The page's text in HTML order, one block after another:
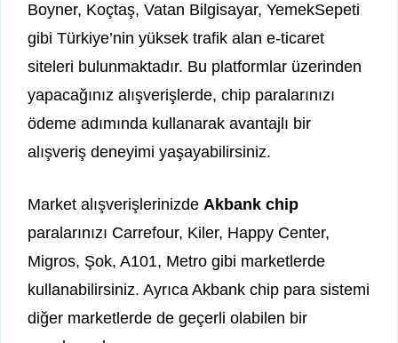
Boyner, Koçtaş, Vatan Bilgisayar, YemekSepeti
gibi Türkiye’nin yüksek trafik alan e-ticaret
siteleri bulunmaktadır. Bu platformlar üzerinden
yapacağınız alışverişlerde, chip paralarınızı
ödeme adımında kullanarak avantajlı bir
alışveriş deneyimi yaşayabilirsiniz.
Market alışverişlerinizde Akbank chip
paralarınızı Carrefour, Kiler, Happy Center,
Migros, Şok, A101, Metro gibi marketlerde
kullanabilirsiniz. Ayrıca Akbank chip para sistemi
diğer marketlerde de geçerli olabilen bir